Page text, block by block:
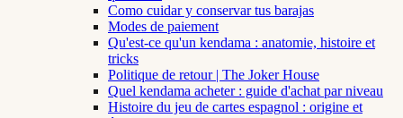
Como cuidar y conservar tus barajas
Modes de paiement
Qu'est-ce qu'un kendama : anatomie, histoire et
tricks
Politique de retour | The Joker House
Quel kendama acheter : guide d'achat par niveau
Histoire du jeu de cartes espagnol : origine et